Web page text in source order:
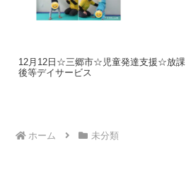
12月12日☆三郷市☆児童発達支援☆放課
後等デイサービス
ホーム 未分類